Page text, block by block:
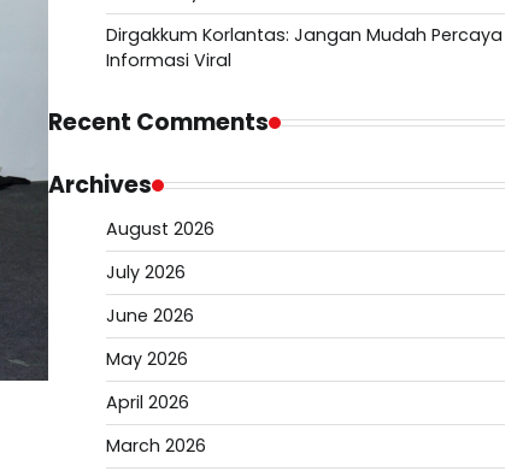
Dirgakkum Korlantas: Jangan Mudah Percaya
Informasi Viral
Recent Comments
Archives
August 2026
July 2026
June 2026
May 2026
April 2026
March 2026